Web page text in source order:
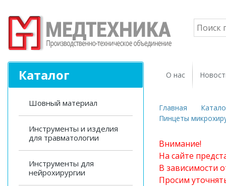
Каталог
Шовный материал
Инструменты и изделия
для травматологии
Инструменты для
нейрохирургии
О нас
Главная
Пинцеты
Внимание!
На сайте
В зависимости
Просим